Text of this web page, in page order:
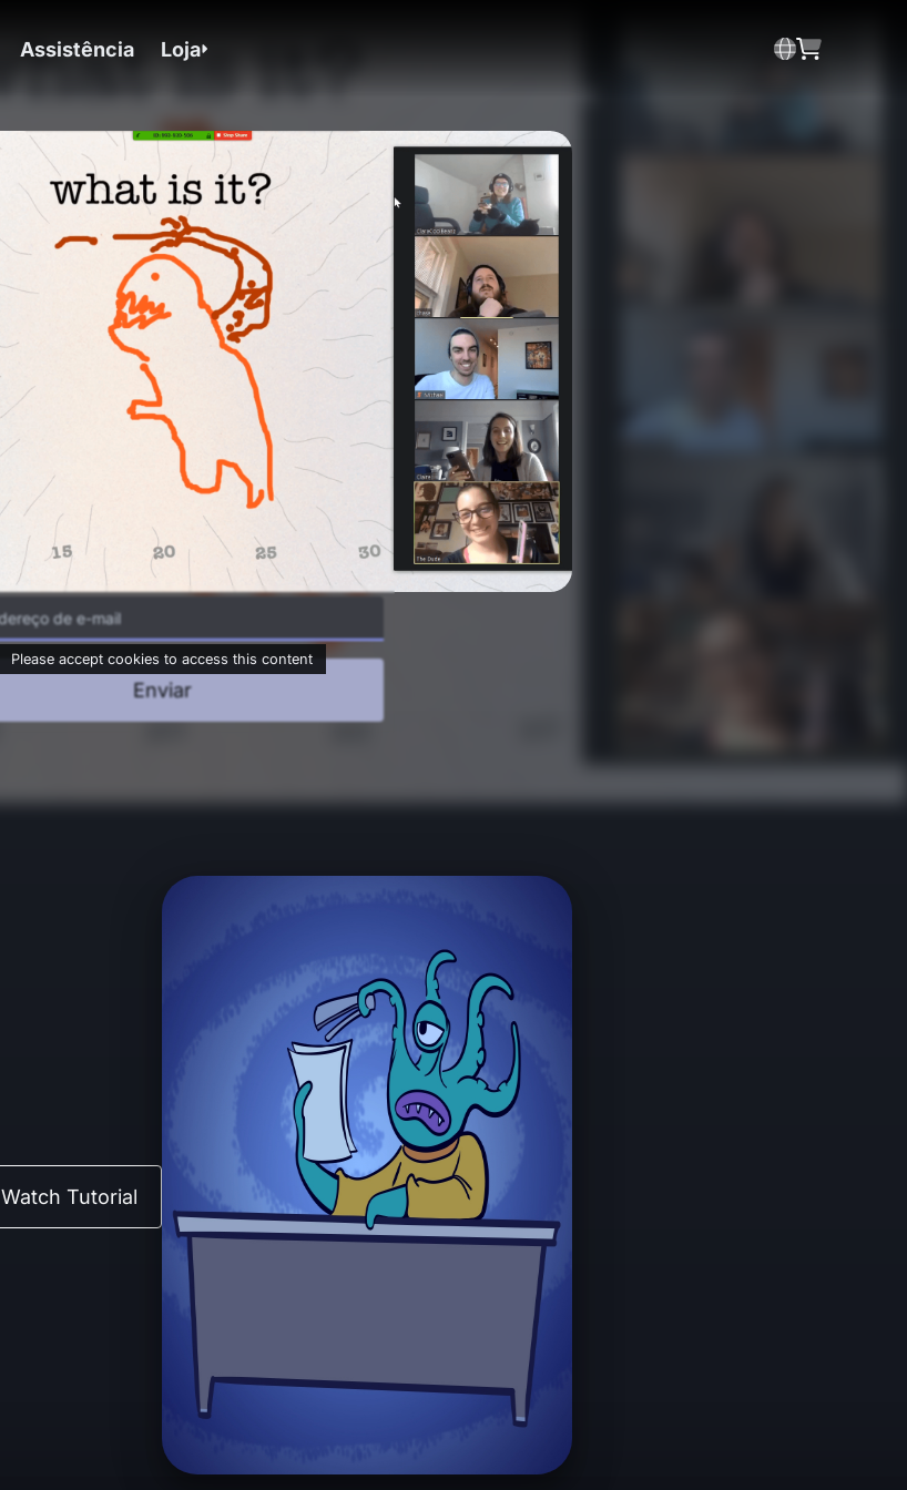
Assistência Loja
Please accept cookies to access this content
Enviar
Watch Tutorial